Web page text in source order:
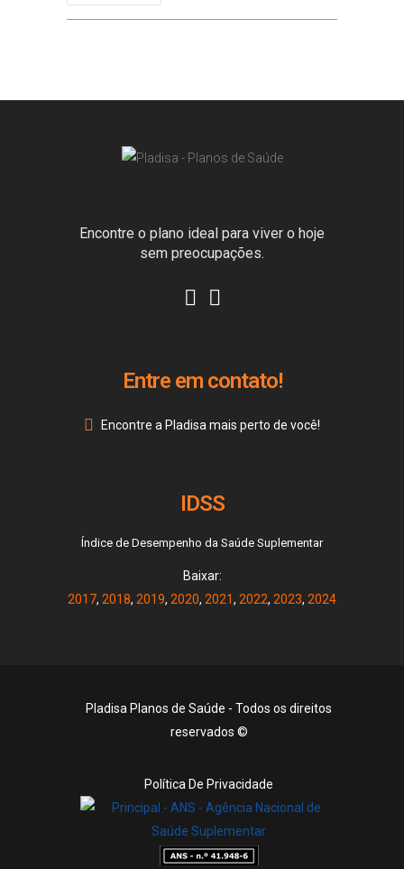
Encontre o plano ideal para viver o hoje
sem preocupações.
Entre em contato!
Encontre a Pladisa mais perto de você!
IDSS
Índice de Desempenho da Saúde Suplementar
Baixar:
2017, 2018, 2019, 2020, 2021, 2022, 2023, 2024
Pladisa Planos de Saúde - Todos os direitos
reservados ©
Política De Privacidade